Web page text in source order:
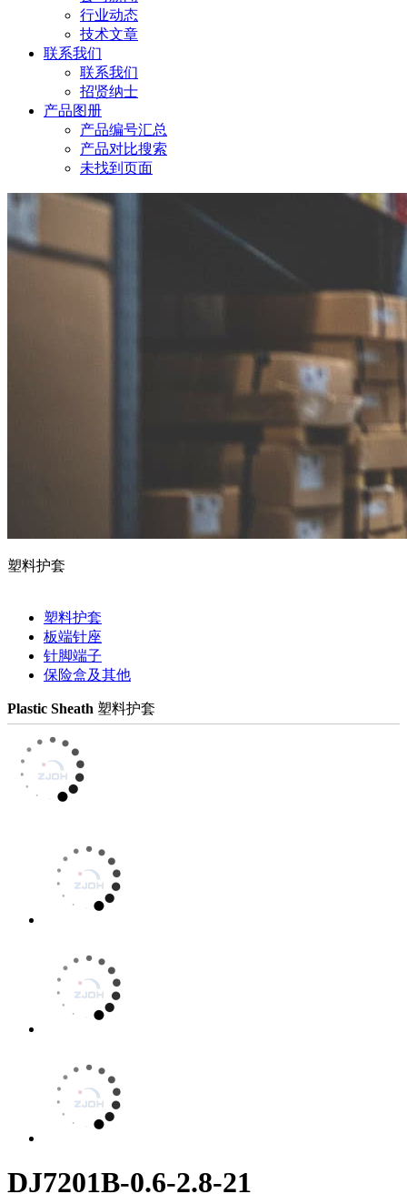
行业动态
技术文章
联系我们
联系我们
招贤纳士
产品图册
产品编号汇总
产品对比搜索
未找到页面
塑料护套
塑料护套
板端针座
针脚端子
保险盒及其他
Plastic Sheath 塑料护套
DJ7201B-0.6-2.8-21